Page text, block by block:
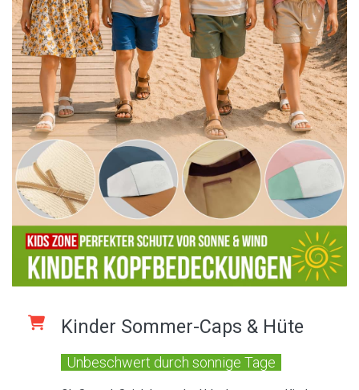
Kinder Sommer-Caps & Hüte
Unbeschwert durch sonnige Tage